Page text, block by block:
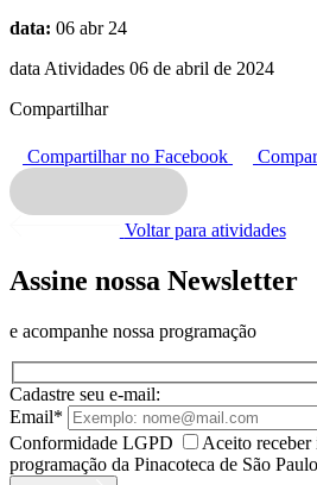
data: 06 abr 24
data Atividades 06 de abril de 2024
Compartilhar
Compartilhar no Facebook
Voltar para atividades
Assine nossa Newsletter
e acompanhe nossa programação
Cadastre seu e-mail:
Email*
Conformidade LGPD
Aceito receber
programação da Pinacoteca de São Paulo